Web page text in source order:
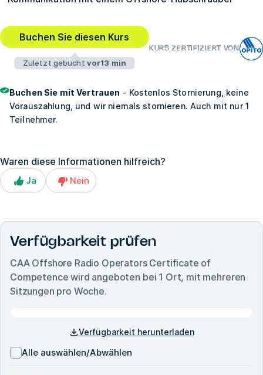
Buchen Sie diesen Kurs
Zuletzt gebucht vor13 min
KURS ZERTIFIZIERT VON
Buchen Sie mit Vertrauen - Kostenlos Stornierung, keine
Vorauszahlung, und wir niemals stornieren. Auch mit nur 1
Teilnehmer.
Waren diese Informationen hilfreich?
Ja Nein
Verfügbarkeit prüfen
CAA Offshore Radio Operators Certificate of
Competence wird angeboten bei 1 Ort, mit mehreren
Sitzungen pro Woche.
Verfügbarkeit herunterladen
Alle auswählen/Abwählen